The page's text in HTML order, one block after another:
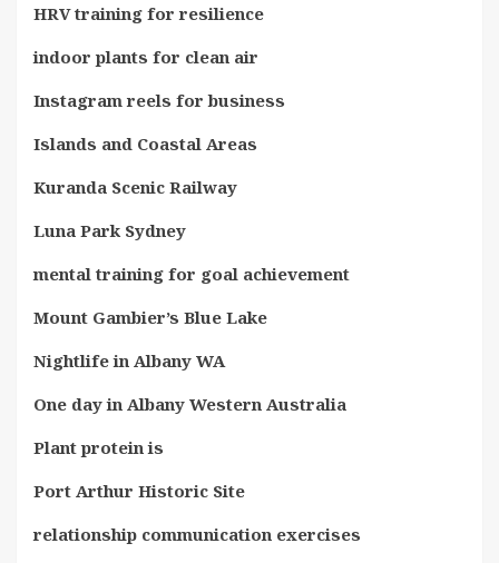
HRV training for resilience
indoor plants for clean air
Instagram reels for business
Islands and Coastal Areas
Kuranda Scenic Railway
Luna Park Sydney
mental training for goal achievement
Mount Gambier’s Blue Lake
Nightlife in Albany WA
One day in Albany Western Australia
Plant protein is
Port Arthur Historic Site
relationship communication exercises